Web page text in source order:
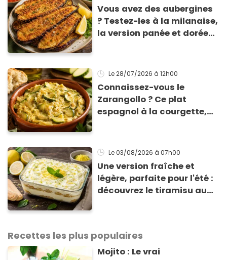
Vous avez des aubergines
? Testez-les à la milanaise,
la version panée et dorée
Le 28/07/2026 à 12h00
Connaissez-vous le
Zarangollo ? Ce plat
espagnol à la courgette,
Le 03/08/2026 à 07h00
Une version fraîche et
légère, parfaite pour l'été :
découvrez le tiramisu au
Recettes les plus populaires
Mojito : Le vrai